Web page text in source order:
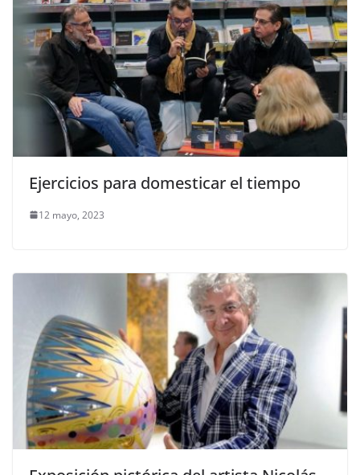
Ejercicios para domesticar el tiempo
12 mayo, 2023